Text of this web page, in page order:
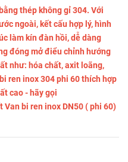
thép không gỉ 304. Với
ngoài, kết cấu hợp lý, hình
làm kín đàn hồi, dễ dàng
đóng mở điểu chỉnh hướng
như: hóa chất, axit loãng,
ren inox 304 phi 60 thích hợp
cao - hãy gọi
bi ren inox DN50 ( phi 60)